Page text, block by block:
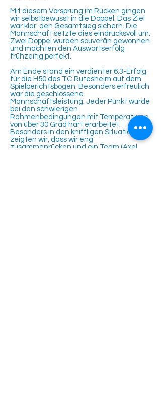
Mit diesem Vorsprung im Rücken gingen
wir selbstbewusst in die Doppel. Das Ziel
war klar: den Gesamtsieg sichern. Die
Mannschaft setzte dies eindrucksvoll um.
Zwei Doppel wurden souverän gewonnen
und machten den Auswärtserfolg
frühzeitig perfekt.
Am Ende stand ein verdienter 6:3-Erfolg
für die H50 des TC Rutesheim auf dem
Spielberichtsbogen. Besonders erfreulich
war die geschlossene
Mannschaftsleistung. Jeder Punkt wurde
bei den schwierigen
Rahmenbedingungen mit Temperaturen
von über 30 Grad hart erarbeitet.
Besonders in den kniffligen Situationen
zeigten wir, dass wir eng
zusammenrücken und ein Team (Axel,